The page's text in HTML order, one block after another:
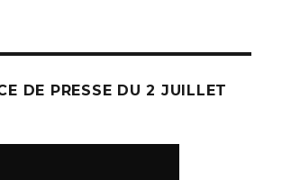
DE PRESSE DU 2 JUILLET